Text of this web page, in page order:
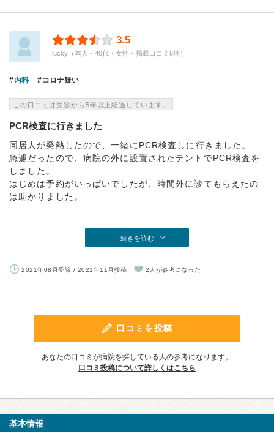
3.5
lucky（本人・40代・女性・掲載口コミ8件）
内科 コロナ疑い
この口コミは受診から5年以上経過しています。
PCR検査に行きました
同居人が発熱したので、一緒にPCR検査しに行きました。
急遽だったので、病院の外に設置されたテントでPCR検査を
しました。
はじめは予約がいっぱいでしたが、時間外に診てもらえたの
は助かりました。
続きを読む
2021年08月受診 / 2021年11月投稿 2人が参考になった
口コミを投稿
あなたの口コミが病院を探している人の参考になります。
口コミ投稿について詳しくはこちら
基本情報